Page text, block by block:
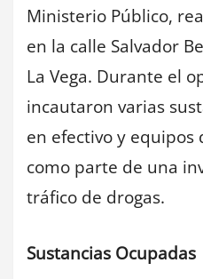
Ministerio Público,
en la calle Salvador
La Vega. Durante el
incautaron varias
en efectivo y equipos
como parte de una
tráfico de drogas.
Sustancias Ocupadas